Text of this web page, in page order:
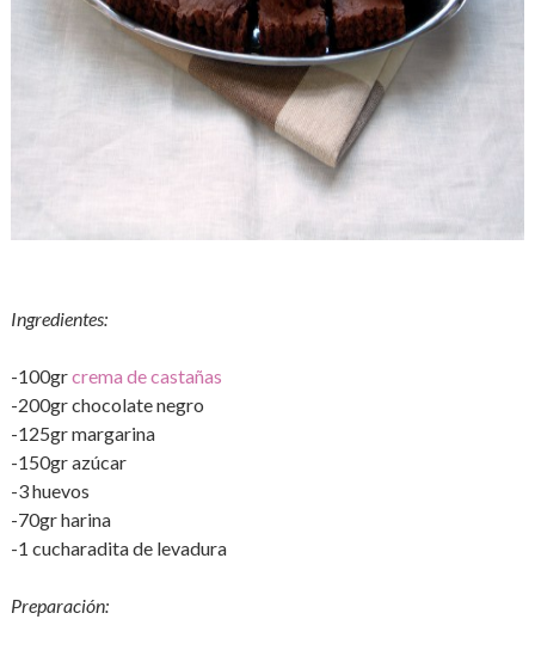
Ingredientes:
-100grcrema de castañas
-200gr chocolate negro
-125gr margarina
-150gr azúcar
-3 huevos
-70gr harina
-1 cucharadita de levadura
Preparación: